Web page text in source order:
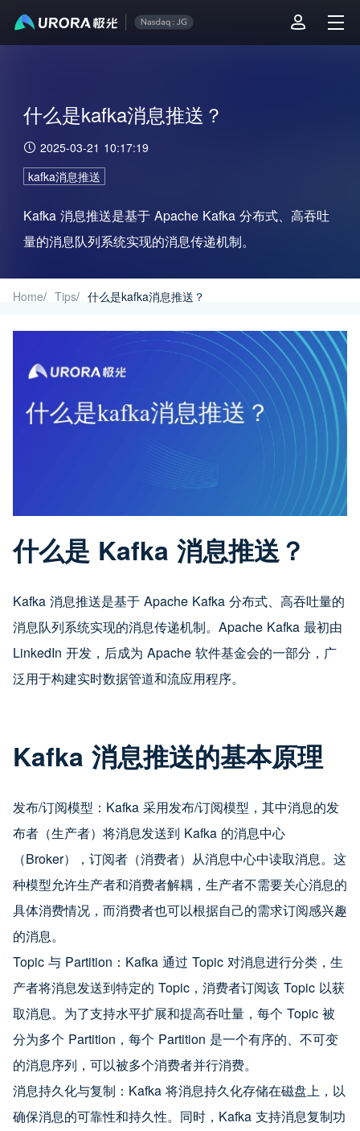
什么是kafka消息推送？
2025-03-21 10:17:19
kafka消息推送
Kafka 消息推送是基于 Apache Kafka 分布式、高吞吐
量的消息队列系统实现的消息传递机制。
Home/ Tips/ 什么是kafka消息推送？
什么是 Kafka 消息推送？
Kafka 消息推送是基于 Apache Kafka 分布式、高吞吐量的
消息队列系统实现的消息传递机制。Apache Kafka 最初由
LinkedIn 开发，后成为 Apache 软件基金会的一部分，广
泛用于构建实时数据管道和流应用程序。
Kafka 消息推送的基本原理
发布/订阅模型：Kafka 采用发布/订阅模型，其中消息的发
布者（生产者）将消息发送到 Kafka 的消息中心
（Broker），订阅者（消费者）从消息中心中读取消息。这
种模型允许生产者和消费者解耦，生产者不需要关心消息的
具体消费情况，而消费者也可以根据自己的需求订阅感兴趣
的消息。
Topic 与 Partition：Kafka 通过 Topic 对消息进行分类，生
产者将消息发送到特定的 Topic，消费者订阅该 Topic 以获
取消息。为了支持水平扩展和提高吞吐量，每个 Topic 被
分为多个 Partition，每个 Partition 是一个有序的、不可变
的消息序列，可以被多个消费者并行消费。
消息持久化与复制：Kafka 将消息持久化存储在磁盘上，以
确保消息的可靠性和持久性。同时，Kafka 支持消息复制功